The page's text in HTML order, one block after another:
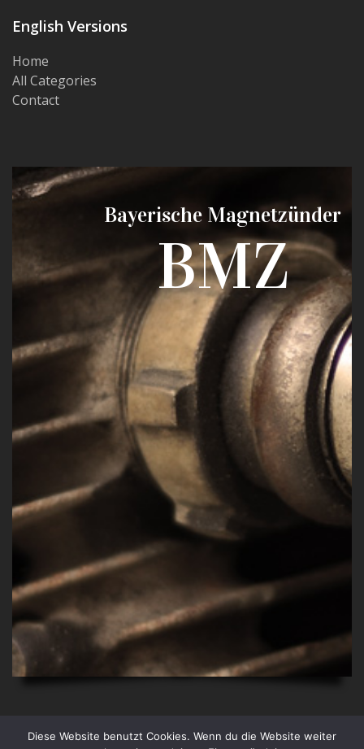
English Versions
Home
All Categories
Contact
Bayerische Magnetzünder
BMZ
© 2026 BMZ Bayerische Magnetzünder · U. Döderlein & Dr. H.
Diese Website benutzt Cookies. Wenn du die Website weiter